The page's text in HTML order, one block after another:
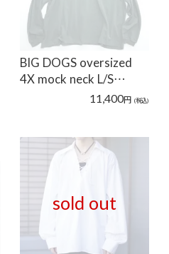
BIG DOGS oversized
4X mock neck L/S…
11,400円 (税込)
sold out